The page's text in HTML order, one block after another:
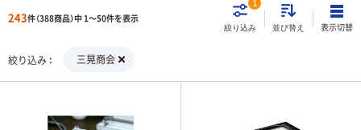
243件（388商品）中 1～50件を表示
絞り込み
1
並び替え 表示切替
絞り込み 三晃商会